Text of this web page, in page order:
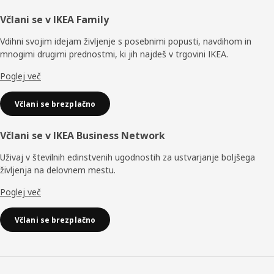
Noga
Včlani se v IKEA Family
Vdihni svojim idejam življenje s posebnimi popusti, navdihom in
mnogimi drugimi prednostmi, ki jih najdeš v trgovini IKEA.
Poglej več
Včlani se brezplačno
Včlani se v IKEA Business Network
Uživaj v številnih edinstvenih ugodnostih za ustvarjanje boljšega
življenja na delovnem mestu.
Poglej več
Včlani se brezplačno